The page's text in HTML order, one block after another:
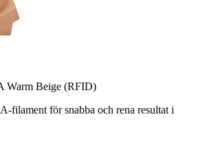
Warm Beige (RFID)
filament för snabba och rena resultat i